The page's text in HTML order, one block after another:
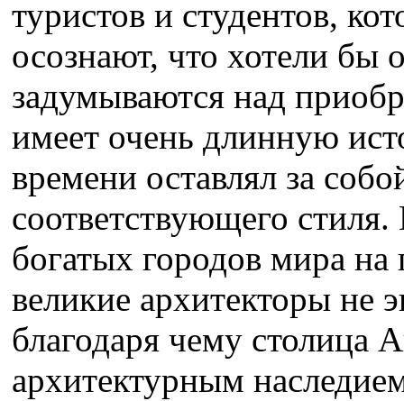
туристов и студентов,
осознают, что хотели бы
задумываются над
имеет очень длинную
времени оставлял за
соответствующего
богатых городов мира
великие архитекторы не
благодаря чему столица
архитектурным